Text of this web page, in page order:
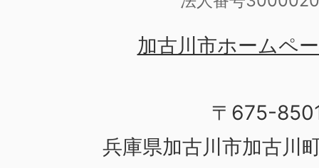
加古川市ホームペ
〒675-
兵庫県加古川市加古川